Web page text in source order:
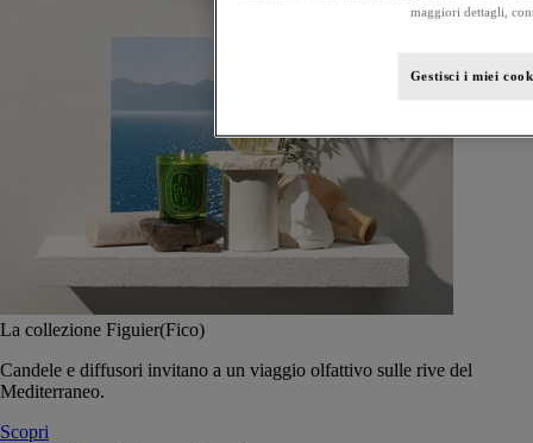
La collezione Figuier(Fico)
Candele e diffusori invitano a un viaggio olfattivo sulle rive del
Mediterraneo.
Scopri
maggiori dettagli,
Gestisci i miei